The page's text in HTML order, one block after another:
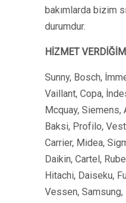
bakımlarda bizim
durumdur.
HİZMET
Sunny, Bosch,
Vaillant, Copa,
Mcquay, Siemens,
Baksi, Profilo,
Carrier, Midea,
Daikin, Cartel,
Hitachi, Daiseku,
Vessen, Samsung,